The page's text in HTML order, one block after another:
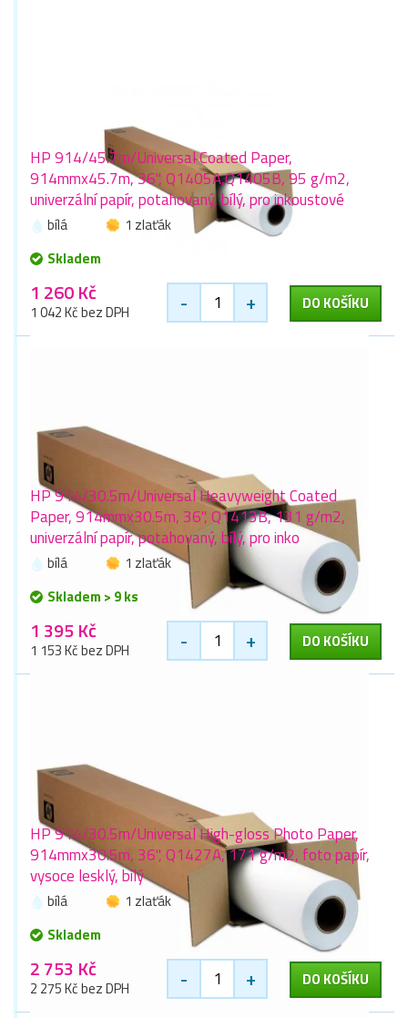
HP 914/45.7m/Universal Coated Paper,
914mmx45.7m, 36", Q1405A,Q1405B, 95 g/m2,
univerzální papír, potahovaný, bílý, pro inkoustové
bílá
1 zlaťák
Skladem
1 260 Kč
1 042 Kč bez DPH - + DO KOŠÍKU
HP 914/30.5m/Universal Heavyweight Coated
Paper, 914mmx30.5m, 36", Q1413B, 131 g/m2,
univerzální papír, potahovaný, bílý, pro inko
bílá
1 zlaťák
Skladem > 9 ks
1 395 Kč
1 153 Kč bez DPH - + DO KOŠÍKU
HP 914/30.5m/Universal High-gloss Photo Paper,
914mmx30.5m, 36", Q1427A, 171 g/m2, foto papír,
vysoce lesklý, bílý
bílá
1 zlaťák
Skladem
2 753 Kč
2 275 Kč bez DPH - + DO KOŠÍKU